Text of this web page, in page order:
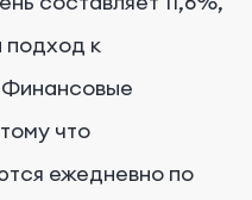
подход к
что
ежедневно по